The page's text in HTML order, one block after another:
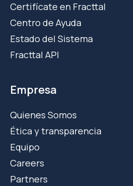
Certifícate en Fracttal
Centro de Ayuda
Estado del Sistema
Fracttal API
Empresa
Quienes Somos
Ética y transparencia
Equipo
Careers
Partners